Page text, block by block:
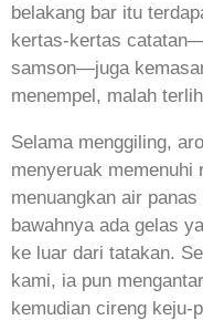
belakang bar itu
kertas-kertas
samson—juga
menempel, malah
Selama menggiling,
menyeruak memenuhi
menuangkan air
bawahnya ada gelas
ke luar dari tatakan.
kami, ia pun
kemudian cireng keju-